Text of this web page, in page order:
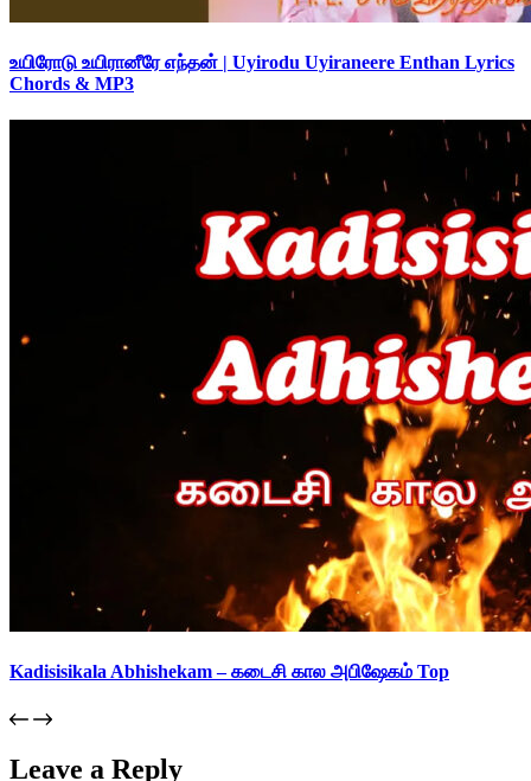
உயிரோடு உயிரானீரே எந்தன் | Uyirodu Uyiraneere Enthan Lyrics
Chords & MP3
Kadisisikala Abhishekam – கடைசி கால அபிஷேகம் Top
Leave a Reply